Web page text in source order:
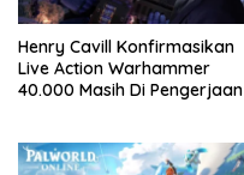
Henry Cavill Konfirmasikan
Live Action Warhammer
40.000 Masih Di Pengerjaan